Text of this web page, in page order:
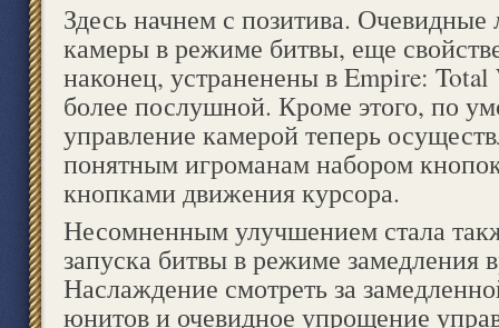
Здесь начнем с позитива.
камеры в режиме битвы, еще
наконец, устраненены в Empire: Total
более послушной. Кроме этого, по
управление камерой теперь
понятным игроманам набором
кнопками движения курсора.
Несомненным улучшением стала
запуска битвы в режиме замедления
Наслаждение смотреть за
юнитов и очевидное упрощение